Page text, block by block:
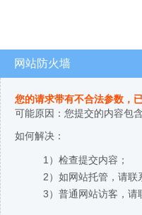
网站防火墙
您的请求带有不合法参数，
可能原因：您提交的内容包
如何解决：
1）检查提交内容；
2）如网站托管，请联
3）普通网站访客，请